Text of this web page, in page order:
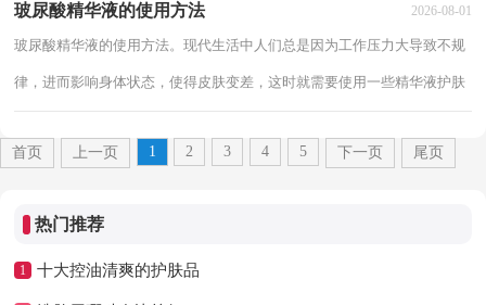
玻尿酸精华液的使用方法 2026-08-01
玻尿酸精华液的使用方法。现代生活中人们总是因为工作压力大导致不规
律，进而影响身体状态，使得皮肤变差，这时就需要使用一些精华液护肤
首页 上一页 1 2 3 4 5 下一页 尾页
热门推荐
1 十大控油清爽的护肤品